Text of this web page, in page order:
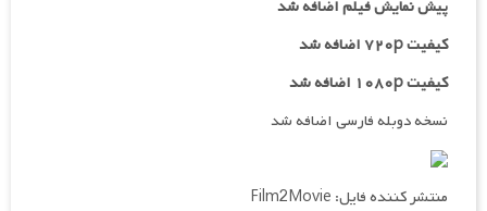
پیش نمایش فیلم اضافه شد
کیفیت ۷۲۰p اضافه شد
کیفیت ۱۰۸۰p اضافه شد
نسخه دوبله فارسی اضافه شد
منتشر کننده فایل: Film2Movie